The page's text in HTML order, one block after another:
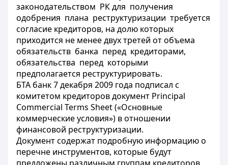
законодательством РК для получения
одобрения плана реструктуризации требуется
согласие кредиторов, на долю которых
приходится не менее двух третей от объема
обязательств банка перед кредиторами,
обязательства перед которыми
предполагается реструктурировать.
БТА банк 7 декабря 2009 года подписал с
комитетом кредиторов документ Principal
Commercial Terms Sheet («Основные
коммерческие условия») в отношении
финансовой реструктуризации.
Документ содержат подробную информацию о
перечне инструментов, которые будут